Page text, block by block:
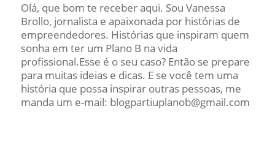
Olá, que bom te receber aqui. Sou Vanessa
Brollo, jornalista e apaixonada por histórias de
empreendedores. Histórias que inspiram quem
sonha em ter um Plano B na vida
profissional.Esse é o seu caso? Então se prepare
para muitas ideias e dicas. E se você tem uma
história que possa inspirar outras pessoas, me
manda um e-mail: blogpartiuplanob@gmail.com